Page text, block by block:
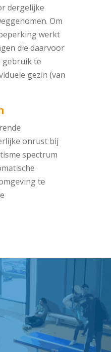
dergelijke
Om
werkt
die daarvoor
gebruik te
gezin (van
onrust bij
spectrum
te